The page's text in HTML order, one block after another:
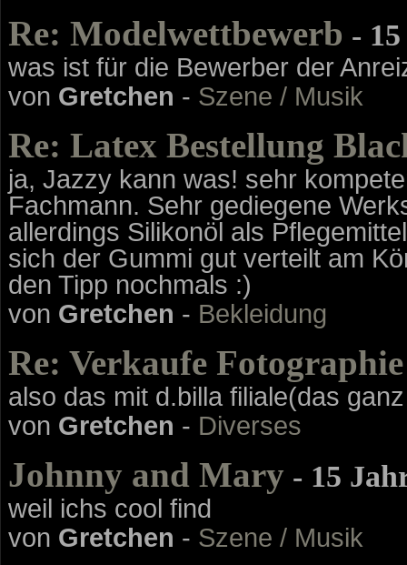
Re: Modelwettbewerb -
was ist für die Bewerber der
von Gretchen - Szene / Musik
Re: Latex Bestellung
ja, Jazzy kann was! sehr
Fachmann. Sehr gediegene
allerdings Silikonöl als
sich der Gummi gut verteilt am
den Tipp nochmals :)
von Gretchen - Bekleidung
Re: Verkaufe
also das mit d.billa filiale(das
von Gretchen - Diverses
Johnny and Mary - 15
weil ichs cool find
von Gretchen - Szene / Musik